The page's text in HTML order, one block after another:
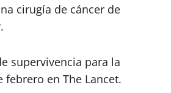
cirugía de cáncer de
supervivencia para la
en The Lancet.